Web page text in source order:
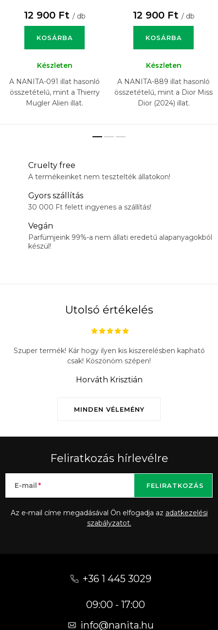
12 900 Ft / db
KOSÁRBA
Készleten
A NANITA-091 illat hasonló
összetételű, mint a Thierry
Mugler Alien illat.
12 900 Ft / db
KOSÁRBA
Készleten
A NANITA-889 illat hasonló
összetételű, mint a Dior Miss
Dior (2024) illat.
Cruelty free
A termékeinket nem tesztelték állatokon!
Gyors szállítás
30 000 Ft felett ingyenes a szállítás!
Vegán
Parfümjeink 99%-a nem állati eredetű alapanyagokból
készül!
Utolsó értékelés
MINDEN VÉLEMÉNY
Szuper termék! Kár hogy ilyen kis kiszerelésben kapható
csak! Köszönöm szépen!
Horváth Krisztián
Feliratkozás hírlevélre
E-mail
Az e-mail címe megadásával Ön elfogadja az adatkezelési
szabályzatot.
FELIRATKOZÁS
+36 1 445 3029
09:00 - 17:00
info@nanita.hu